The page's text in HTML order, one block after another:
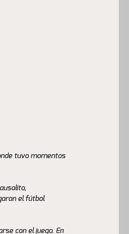
tuvo momentos
el fútbol
con el juego. En